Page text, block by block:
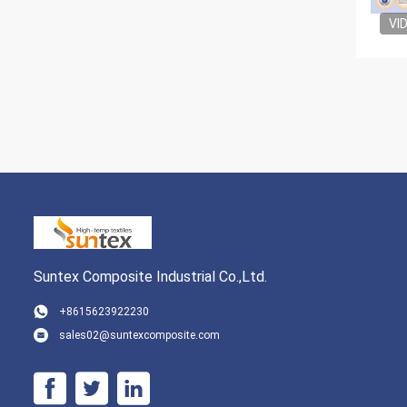
Suntex Composite Industrial Co.,Ltd.
+8615623922230
sales02@suntexcomposite.com